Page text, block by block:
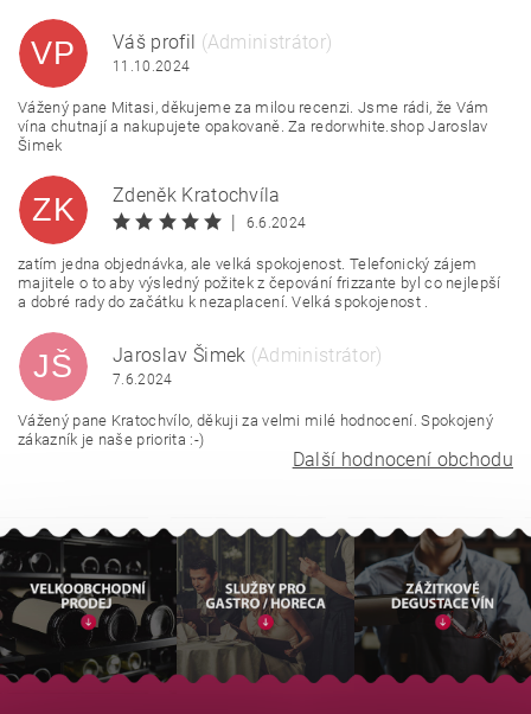
VP Váš profil (Administrátor)
11.10.2024
Vážený pane Mitasi, děkujeme za milou recenzi. Jsme rádi, že Vám
vína chutnají a nakupujete opakovaně. Za redorwhite.shop Jaroslav
Šimek
ZK
Zdeněk Kratochvíla
|
6.6.2024
zatím jedna objednávka, ale velká spokojenost. Telefonický zájem
majitele o to aby výsledný požitek z čepování frizzante byl co nejlepší
a dobré rady do začátku k nezaplacení. Velká spokojenost .
JŠ Jaroslav Šimek (Administrátor)
7.6.2024
Vážený pane Kratochvílo, děkuji za velmi milé hodnocení. Spokojený
zákazník je naše priorita :-)
Další hodnocení obchodu